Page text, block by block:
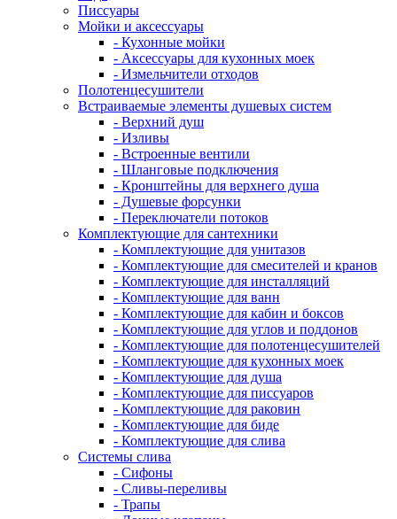
Писсуары
Мойки и аксессуары
- Кухонные мойки
- Аксессуары для кухонных моек
- Измельчители отходов
Полотенцесушители
Встраиваемые элементы душевых систем
- Верхний душ
- Изливы
- Встроенные вентили
- Шланговые подключения
- Кронштейны для верхнего душа
- Душевые форсунки
- Переключатели потоков
Комплектующие для сантехники
- Комплектующие для унитазов
- Комплектующие для смесителей и кранов
- Комплектующие для инсталляций
- Комплектующие для ванн
- Комплектующие для кабин и боксов
- Комплектующие для углов и поддонов
- Комплектующие для полотенцесушителей
- Комплектующие для кухонных моек
- Комплектующие для душа
- Комплектующие для писсуаров
- Комплектующие для раковин
- Комплектующие для биде
- Комплектующие для слива
Системы слива
- Сифоны
- Сливы-переливы
- Трапы